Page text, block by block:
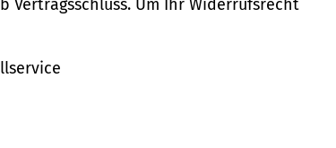
Vertragsschluss. Um Ihr Widerrufsrecht